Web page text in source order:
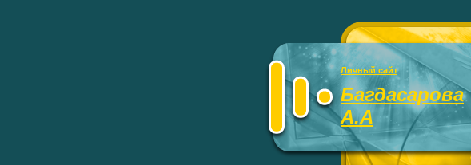
Личный сайт
Багдасарова
А.А